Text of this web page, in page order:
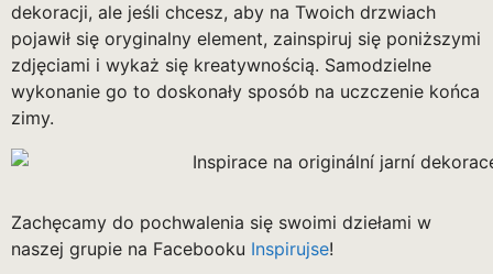
dekoracji, ale jeśli chcesz, aby na Twoich drzwiach
pojawił się oryginalny element, zainspiruj się poniższymi
zdjęciami i wykaż się kreatywnością. Samodzielne
wykonanie go to doskonały sposób na uczczenie końca
zimy.
Zachęcamy do pochwalenia się swoimi dziełami w
naszej grupie na Facebooku Inspirujse!